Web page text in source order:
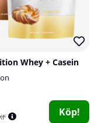
Whey + Casein
Köp!